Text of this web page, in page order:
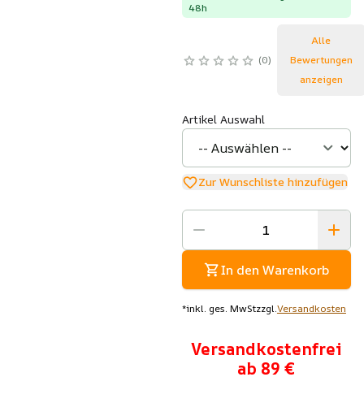
48h
0
Alle
Bewertungen
anzeigen
Artikel Auswahl
Zur Wunschliste hinzufügen
In den Warenkorb
*inkl. ges. MwStzzgl.Versandkosten
Versandkostenfrei
ab 89 €